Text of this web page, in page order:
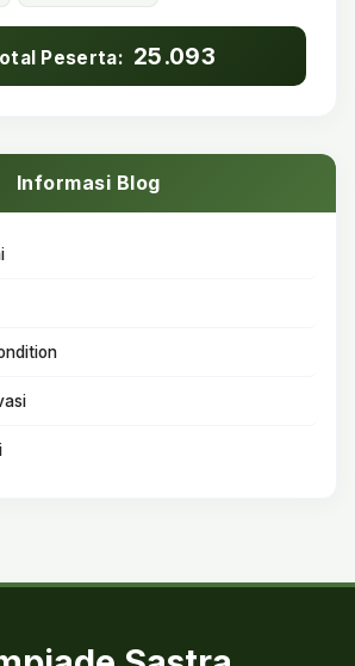
Peserta: 25.093
Informasi Blog